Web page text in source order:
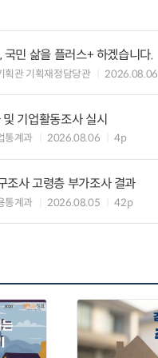
국민 삶을 플러스+ 하겠습니다.
획관 기획재정담당관 2026.08.06
기업활동조사 실시
통계과 2026.08.06 4p
사 고령층 부가조사 결과
통계과 2026.08.05 42p